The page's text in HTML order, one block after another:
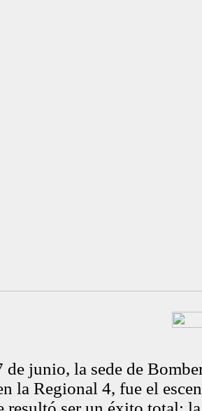
de junio, la sede de
la Regional 4, fue el